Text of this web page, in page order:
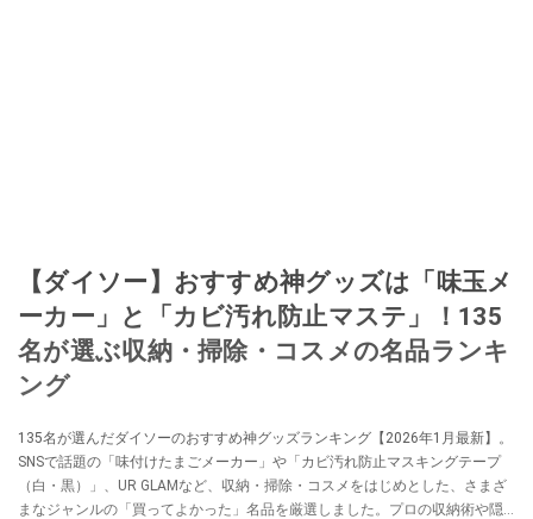
【ダイソー】おすすめ神グッズは「味玉メ
ーカー」と「カビ汚れ防止マステ」！135
名が選ぶ収納・掃除・コスメの名品ランキ
ング
135名が選んだダイソーのおすすめ神グッズランキング【2026年1月最新】。
SNSで話題の「味付けたまごメーカー」や「カビ汚れ防止マスキングテープ
（白・黒）」、UR GLAMなど、収納・掃除・コスメをはじめとした、さまざ
まなジャンルの「買ってよかった」名品を厳選しました。プロの収納術や隠